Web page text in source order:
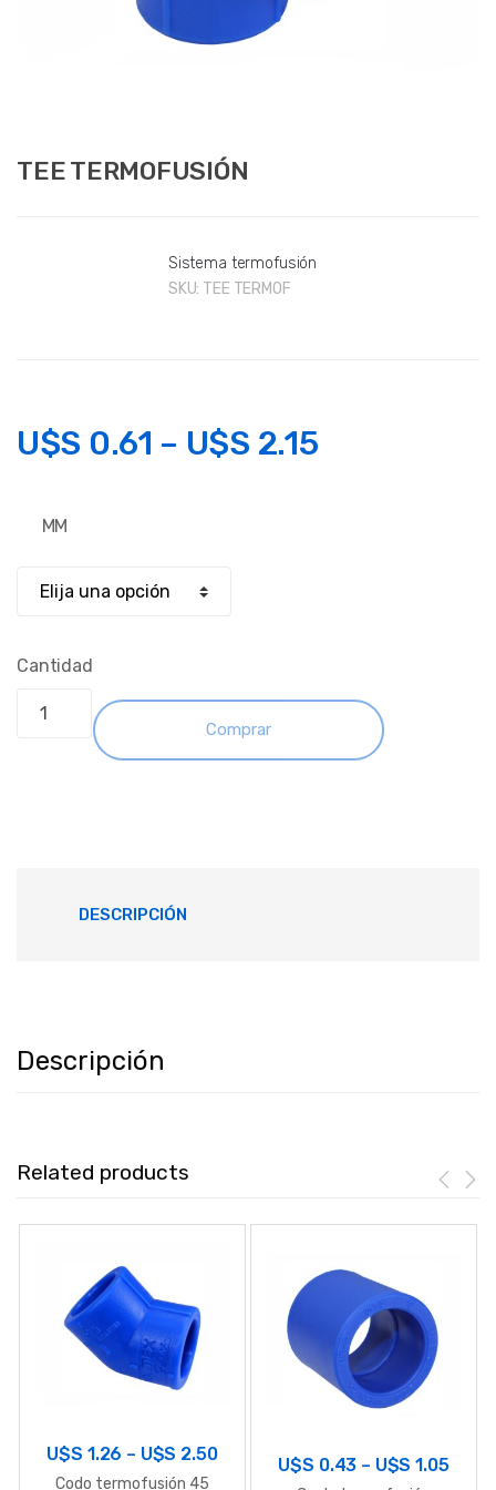
TEE TERMOFUSIÓN
Sistema termofusión
SKU: TEE TERMOF
U$S 0.61 – U$S 2.15
MM
Cantidad
Comprar
DESCRIPCIÓN
Descripción
Related products
U$S 1.26 – U$S 2.50
Codo termofusión 45
U$S 0.43 – U$S1.05